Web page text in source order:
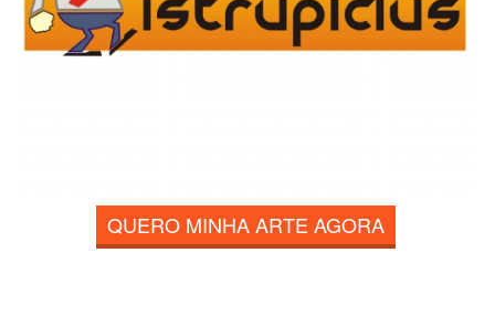
QUERO MINHA ARTE AGORA